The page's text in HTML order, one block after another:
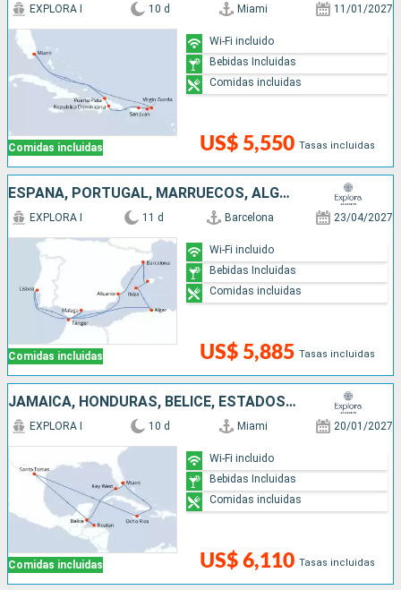
Comidas incluidas
EXPLORA I 10 d Miami 11/01/2027
US$ 5,550 Tasas incluidas
Wi-Fi incluido
Bebidas Incluidas
Comidas incluidas
ESPAÑA, PORTUGAL, MARRUECOS, ALGERIA
Comidas incluidas
EXPLORA I 11 d Barcelona 23/04/2027
US$ 5,885 Tasas incluidas
Wi-Fi incluido
Bebidas Incluidas
Comidas incluidas
JAMAICA, HONDURAS, BELICE, ESTADOS UNIDOS
Comidas incluidas
EXPLORA I 10 d Miami 20/01/2027
US$ 6,110 Tasas incluidas
Wi-Fi incluido
Bebidas Incluidas
Comidas incluidas